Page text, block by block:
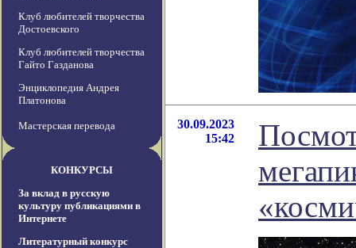
Клуб любителей творчества
Достоевского
Клуб любителей творчества
Гайто Газданова
Энциклопедия Андрея
Платонова
Мастерская перевода
КОНКУРСЫ
За вклад в русскую
культуру публикациями в
Интернете
Литературный конкурс
30.09.2023
15:42